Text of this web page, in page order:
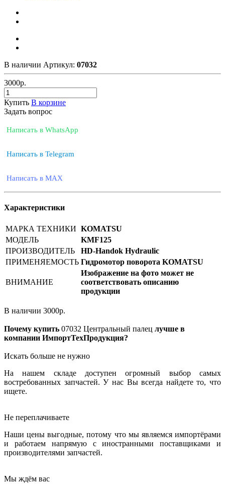
В наличии Артикул: 07032
3000р.
Купить В корзине
Задать вопрос
Написать в WhatsApp
Написать в Telegram
Написать в MAX
Характеристики
МАРКА ТЕХНИКИ KOMATSU
МОДЕЛЬ
KMF125
ПРОИЗВОДИТЕЛЬ
HD-Handok Hydraulic
ПРИМЕНЯЕМОСТЬ Гидромотор поворота KOMATSU
ВНИМАНИЕ
Изображение на фото может не
соответствовать описанию
продукции
В наличии 3000р.
Почему купить 07032 Центральный палец лучше в
компании ИмпортТехПродукция?
Искать больше не нужно
На нашем складе доступен огромный выбор самых
востребованных запчастей. У нас Вы всегда найдете то, что
ищете.
Не переплачиваете
Наши цены выгодные, потому что мы являемся импортёрами
и работаем напрямую с иностранными поставщиками и
производителями запчастей.
Мы ждём вас